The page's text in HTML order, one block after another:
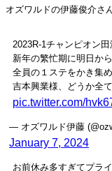
オズワルドの伊藤俊介さ
2023R-1チャンピオン
新年の繁忙期に明日か
全員の１ステをかき集
吉本興業様、どうか全
pic.twitter.com/
— オズワルド伊藤
January 7, 2024
お前休み多すぎてプラ